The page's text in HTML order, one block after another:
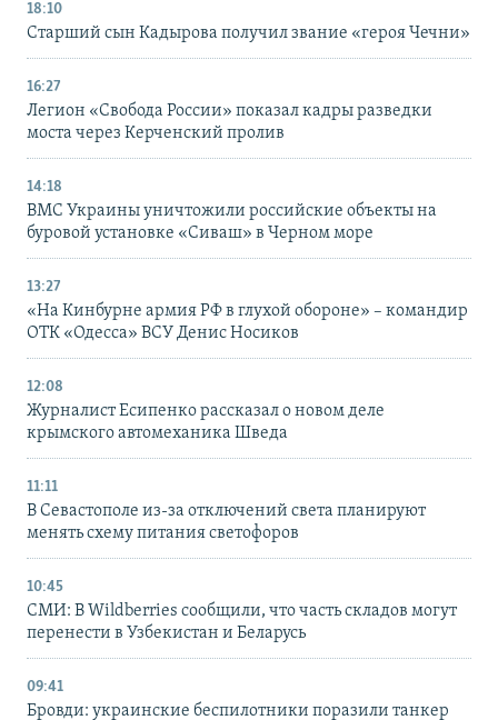
18:10
Старший сын Кадырова получил звание «героя Чечни»
16:27
Легион «Свобода России» показал кадры разведки
моста через Керченский пролив
14:18
ВМС Украины уничтожили российские объекты на
буровой установке «Сиваш» в Черном море
13:27
«На Кинбурне армия РФ в глухой обороне» – командир
ОТК «Одесса» ВСУ Денис Носиков
12:08
Журналист Есипенко рассказал о новом деле
крымского автомеханика Шведа
11:11
В Севастополе из-за отключений света планируют
менять схему питания светофоров
10:45
СМИ: В Wildberries сообщили, что часть складов могут
перенести в Узбекистан и Беларусь
09:41
Бровди: украинские беспилотники поразили танкер